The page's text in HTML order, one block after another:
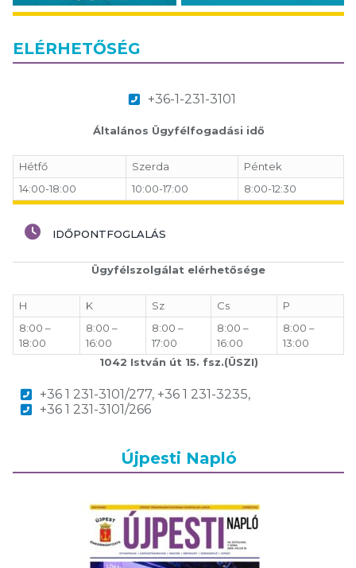
ELÉRHETŐSÉG
+36-1-231-3101
Általános Ügyfélfogadási idő
Hétfő Szerda
Péntek
14:00-18:00
10:00-17:00 8:00-12:30
IDŐPONTFOGLALÁS
Ügyfélszolgálat elérhetősége
H K Sz Cs
P
8:00 –
18:00
8:00 –
16:00
8:00 –
17:00
8:00 –
16:00
8:00 –
13:00
1042 István út 15. fsz.(ÜSZI)
+36 1 231-3101/277, +36 1 231-3235,
+36 1 231-3101/266
Újpesti Napló